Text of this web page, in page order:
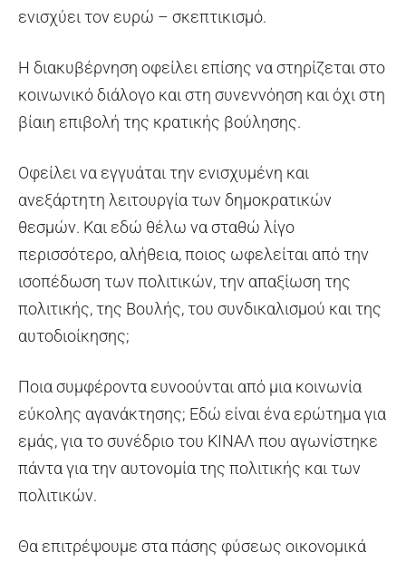
ενισχύει τον ευρώ – σκεπτικισμό.
Η διακυβέρνηση οφείλει επίσης να στηρίζεται στο
κοινωνικό διάλογο και στη συνεννόηση και όχι στη
βίαιη επιβολή της κρατικής βούλησης.
Οφείλει να εγγυάται την ενισχυμένη και
ανεξάρτητη λειτουργία των δημοκρατικών
θεσμών. Και εδώ θέλω να σταθώ λίγο
περισσότερο, αλήθεια, ποιος ωφελείται από την
ισοπέδωση των πολιτικών, την απαξίωση της
πολιτικής, της Βουλής, του συνδικαλισμού και της
αυτοδιοίκησης;
Ποια συμφέροντα ευνοούνται από μια κοινωνία
εύκολης αγανάκτησης; Εδώ είναι ένα ερώτημα για
εμάς, για το συνέδριο του KINAΛ που αγωνίστηκε
πάντα για την αυτονομία της πολιτικής και των
πολιτικών.
Θα επιτρέψουμε στα πάσης φύσεως οικονομικά